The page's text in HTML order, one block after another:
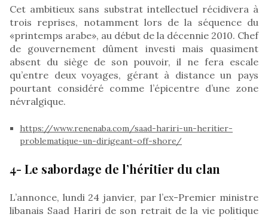
Cet ambitieux sans substrat intellectuel récidivera à
trois reprises, notamment lors de la séquence du
«printemps arabe», au début de la décennie 2010. Chef
de gouvernement dûment investi mais quasiment
absent du siège de son pouvoir, il ne fera escale
qu’entre deux voyages, gérant à distance un pays
pourtant considéré comme l’épicentre d’une zone
névralgique.
https://www.renenaba.com/saad-hariri-un-heritier-
problematique-un-dirigeant-off-shore/
4- Le sabordage de l’héritier du clan
L’annonce, lundi 24 janvier, par l’ex-Premier ministre
libanais Saad Hariri de son retrait de la vie politique